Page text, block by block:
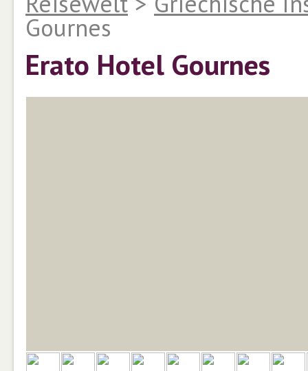
Gournes
Erato Hotel Gournes